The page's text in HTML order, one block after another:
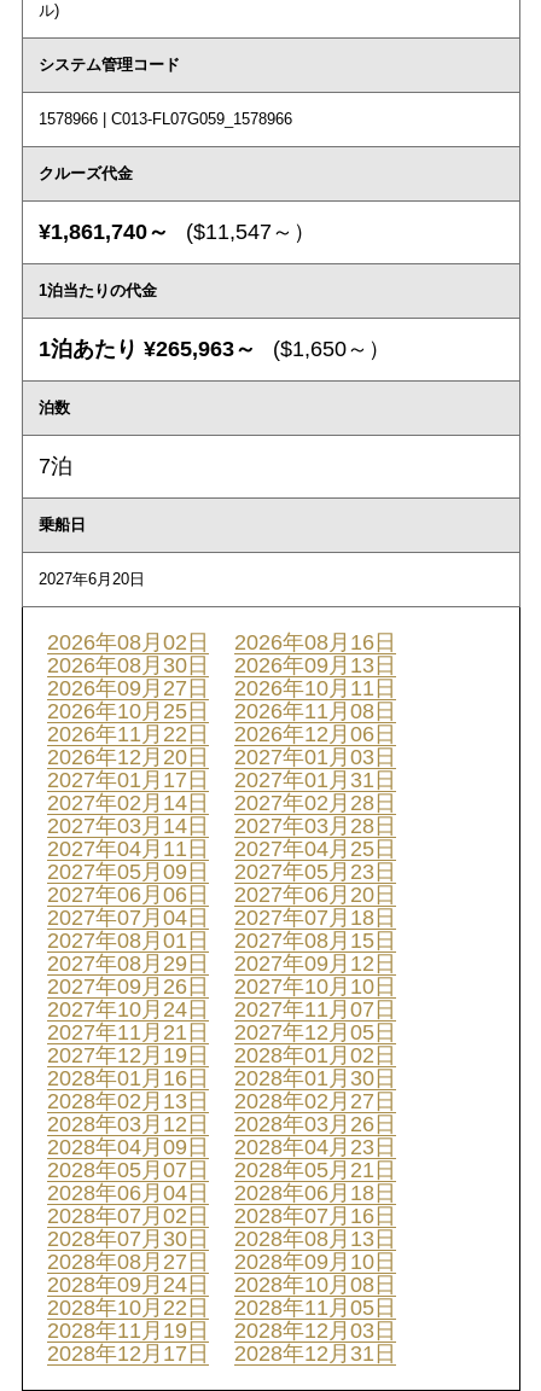
ル)
システム管理コード
1578966 | C013-FL07G059_1578966
クルーズ代金
¥1,861,740～ ($11,547～）
1泊当たりの代金
1泊あたり ¥265,963～ ($1,650～）
泊数
7泊
乗船日
2027年6月20日
2026年08月02日
2026年08月16日
2026年08月30日
2026年09月13日
2026年09月27日
2026年10月11日
2026年10月25日
2026年11月08日
2026年11月22日
2026年12月06日
2026年12月20日
2027年01月03日
2027年01月17日
2027年01月31日
2027年02月14日
2027年02月28日
2027年03月14日
2027年03月28日
2027年04月11日
2027年04月25日
2027年05月09日
2027年05月23日
2027年06月06日
2027年06月20日
2027年07月04日
2027年07月18日
2027年08月01日
2027年08月15日
2027年08月29日
2027年09月12日
2027年09月26日
2027年10月10日
2027年10月24日
2027年11月07日
2027年11月21日
2027年12月05日
2027年12月19日
2028年01月02日
2028年01月16日
2028年01月30日
2028年02月13日
2028年02月27日
2028年03月12日
2028年03月26日
2028年04月09日
2028年04月23日
2028年05月07日
2028年05月21日
2028年06月04日
2028年06月18日
2028年07月02日
2028年07月16日
2028年07月30日
2028年08月13日
2028年08月27日
2028年09月10日
2028年09月24日
2028年10月08日
2028年10月22日
2028年11月05日
2028年11月19日
2028年12月03日
2028年12月17日
2028年12月31日